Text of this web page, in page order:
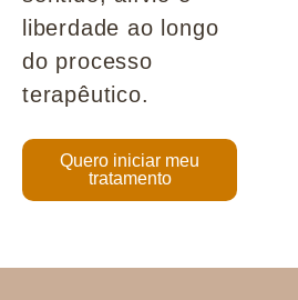
liberdade ao longo
do processo
terapêutico.
Quero iniciar meu
tratamento